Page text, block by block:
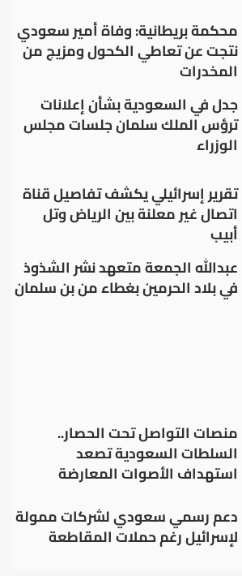
محكمة بريطانية: وفاة أمير سعودي
نتجت عن تعاطي الكحول ومزيج من
المخدرات
جدل في السعودية بشأن إعلانات
ترؤس الملك سلمان جلسات مجلس
الوزراء
تقرير إسرائيلي يكشف تفاصيل قناة
اتصال غير معلنة بين الرياض وتل
أبيب
عبدالله الجمعة متعهد نشر الشذوذ
في بلاد الحرمين بغطاء من بن سلمان
منصات التواصل تحت الحصار..
السلطات السعودية تصعد
استهداف الأصوات المعارضة
دعم رسمي سعودي لشركات ممولة
لإسرائيل رغم حملات المقاطعة